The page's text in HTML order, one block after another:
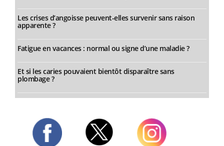
Les crises d’angoisse peuvent-elles survenir sans raison
apparente ?
Fatigue en vacances : normal ou signe d’une maladie ?
Et si les caries pouvaient bientôt disparaître sans
plombage ?